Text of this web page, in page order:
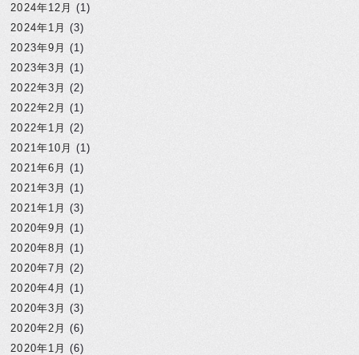
2024年12月 (1)
2024年1月 (3)
2023年9月 (1)
2023年3月 (1)
2022年3月 (2)
2022年2月 (1)
2022年1月 (2)
2021年10月 (1)
2021年6月 (1)
2021年3月 (1)
2021年1月 (3)
2020年9月 (1)
2020年8月 (1)
2020年7月 (2)
2020年4月 (1)
2020年3月 (3)
2020年2月 (6)
2020年1月 (6)